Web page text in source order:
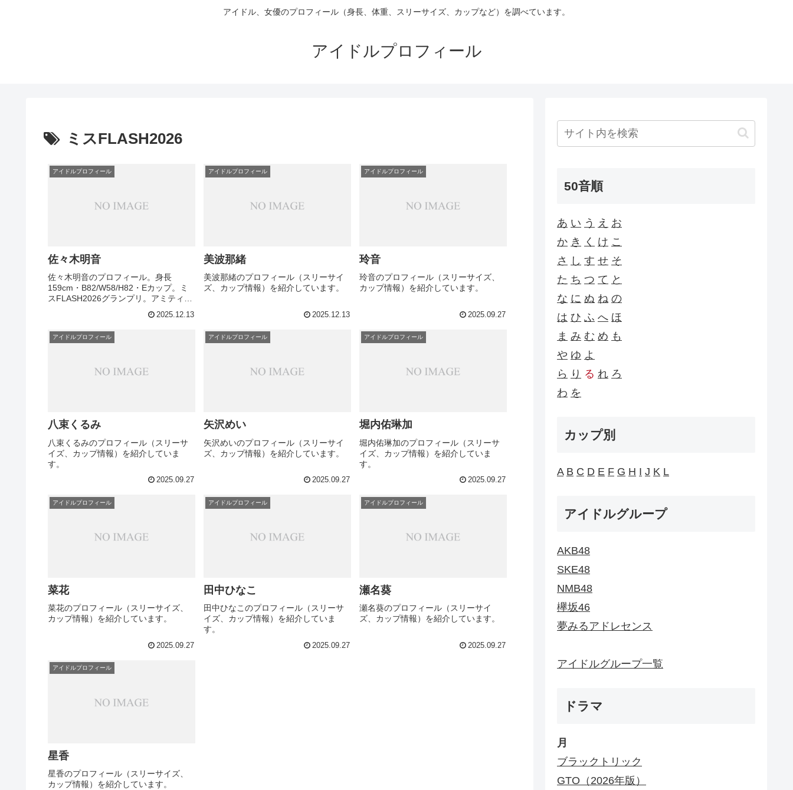
アイドル、女優のプロフィール（身長、体重、スリーサイズ、カップなど）を調べています。
アイドルプロフィール
ミスFLASH2026
アイドルプロフィール
佐々木明音
佐々木明音のプロフィール。身長
159cm・B82/W58/H82・Eカップ。ミ
スFLASH2026グランプリ。アミティー
2025.12.13
アイドルプロフィール
美波那緒
美波那緒のプロフィール（スリーサイ
ズ、カップ情報）を紹介しています。
2025.12.13
アイドルプロフィール
玲音
玲音のプロフィール（スリーサイズ、
カップ情報）を紹介しています。
2025.09.27
アイドルプロフィール
八束くるみ
八束くるみのプロフィール（スリーサ
イズ、カップ情報）を紹介していま
す。
2025.09.27
アイドルプロフィール
矢沢めい
矢沢めいのプロフィール（スリーサイ
ズ、カップ情報）を紹介しています。
2025.09.27
アイドルプロフィール
堀内佑琳加
堀内佑琳加のプロフィール（スリーサ
イズ、カップ情報）を紹介していま
す。
2025.09.27
アイドルプロフィール
菜花
菜花のプロフィール（スリーサイズ、
カップ情報）を紹介しています。
2025.09.27
アイドルプロフィール
田中ひなこ
田中ひなこのプロフィール（スリーサ
イズ、カップ情報）を紹介していま
す。
2025.09.27
アイドルプロフィール
瀬名葵
瀬名葵のプロフィール（スリーサイ
ズ、カップ情報）を紹介しています。
2025.09.27
アイドルプロフィール
星香
星香のプロフィール（スリーサイズ、
カップ情報）を紹介しています。
50音順
あ い う え お
か き く け こ
さ
し す せ そ
た ち つ て と
な に ぬ ね の
は ひ ふ へ ほ
ま み む め も
や ゆ よ
ら り る れ ろ
わ を
カップ別
A B C D E F G H I J K L
アイドルグループ
AKB48
SKE48
NMB48
欅坂46
夢みるアドレセンス
アイドルグループ一覧
ドラマ
月
ブラックトリック
GTO（2026年版）